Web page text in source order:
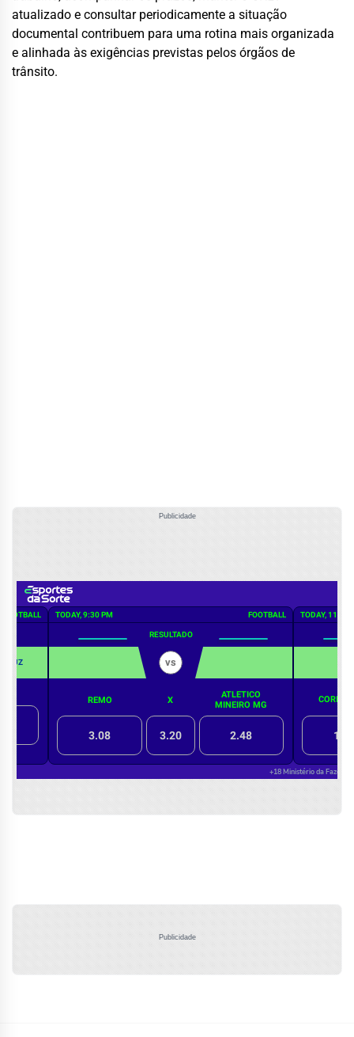
atualizado e consultar periodicamente a situação
documental contribuem para uma rotina mais organizada
e alinhada às exigências previstas pelos órgãos de
trânsito.
Publicidade
Publicidade